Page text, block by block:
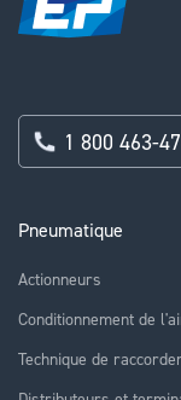
Pneumatique
Actionneurs
Conditionnement de
Technique de
1 800 463-